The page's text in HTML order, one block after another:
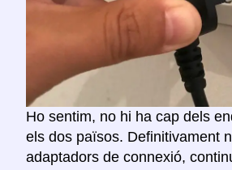
Ho sentim, no hi ha cap dels
els dos països. Definitivament
adaptadors de connexió,